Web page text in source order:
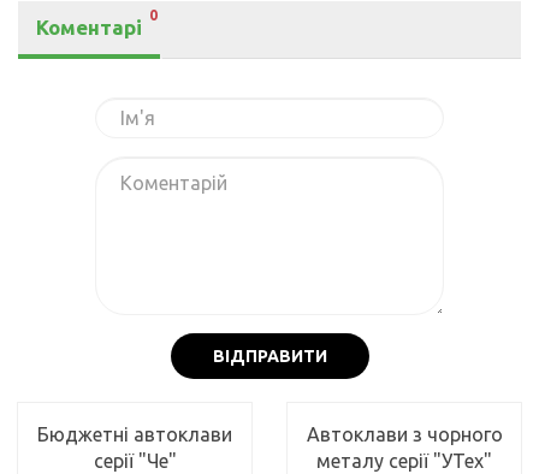
Коментарі
0
ВІДПРАВИТИ
Бюджетні автоклави
серії "Че"
Автоклави з чорного
металу серії "УТех"